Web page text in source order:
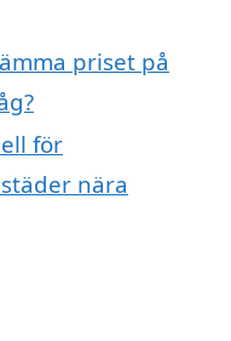
priset på
för
nära